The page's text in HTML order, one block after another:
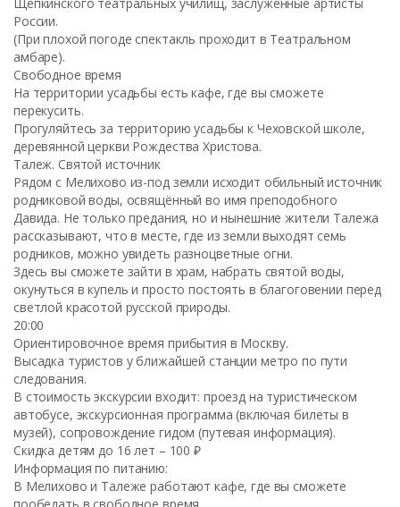
России.
(При плохой погоде спектакль проходит в Театральном
амбаре).
Свободное время
На территории усадьбы есть кафе, где вы сможете
перекусить.
Прогуляйтесь за территорию усадьбы к Чеховской школе,
деревянной церкви Рождества Христова.
Талеж. Святой источник
Рядом с Мелихово из-под земли исходит обильный источник
родниковой воды, освящённый во имя преподобного
Давида. Не только предания, но и нынешние жители Талежа
рассказывают, что в месте, где из земли выходят семь
родников, можно увидеть разноцветные огни.
Здесь вы сможете зайти в храм, набрать святой воды,
окунуться в купель и просто постоять в благоговении перед
светлой красотой русской природы.
20:00
Ориентировочное время прибытия в Москву.
Высадка туристов у ближайшей станции метро по пути
следования.
В стоимость экскурсии входит: проезд на туристическом
автобусе, экскурсионная программа (включая билеты в
музей), сопровождение гидом (путевая информация).
Скидка детям до 16 лет – 100 ₽
Информация по питанию:
В Мелихово и Талеже работают кафе, где вы сможете